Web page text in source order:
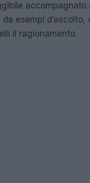
accompagnato
esempi d’ascolto,
il ragionamento.